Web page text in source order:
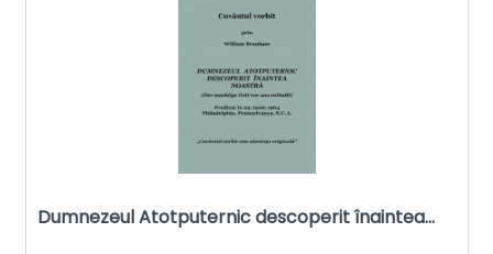
Dumnezeul Atotputernic descoperit înaintea...